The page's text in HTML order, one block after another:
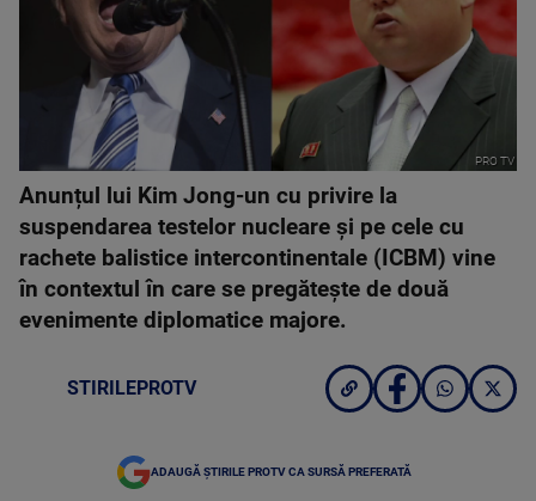
PRO TV
Anunțul lui Kim Jong-un cu privire la
suspendarea testelor nucleare și pe cele cu
rachete balistice intercontinentale (ICBM) vine
în contextul în care se pregătește de două
evenimente diplomatice majore.
STIRILEPROTV
ADAUGĂ ȘTIRILE PROTV CA SURSĂ PREFERATĂ